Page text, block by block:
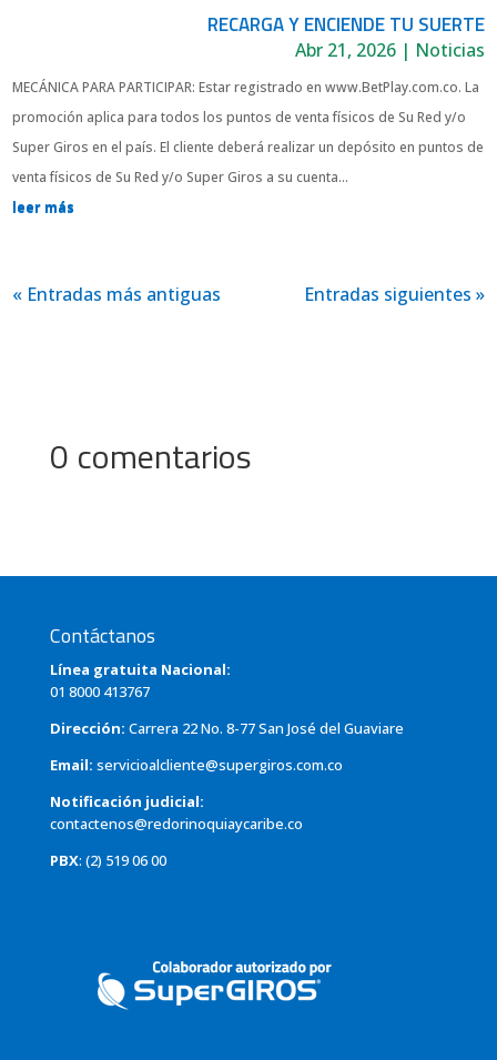
RECARGA Y ENCIENDE TU SUERTE
Abr 21, 2026| Noticias
MECÁNICA PARA PARTICIPAR: Estar registrado en www.BetPlay.com.co. La
promoción aplica para todos los puntos de venta físicos de Su Red y/o
Super Giros en el país. El cliente deberá realizar un depósito en puntos de
venta físicos de Su Red y/o Super Giros a su cuenta...
leer más
« Entradas más antiguas Entradas siguientes »
0 comentarios
Contáctanos
Línea gratuita Nacional:
01 8000 413767
Dirección: Carrera 22 No. 8-77 San José del Guaviare
Email: servicioalcliente@supergiros.com.co
Notificación judicial:
contactenos@redorinoquiaycaribe.co
PBX: (2) 519 06 00